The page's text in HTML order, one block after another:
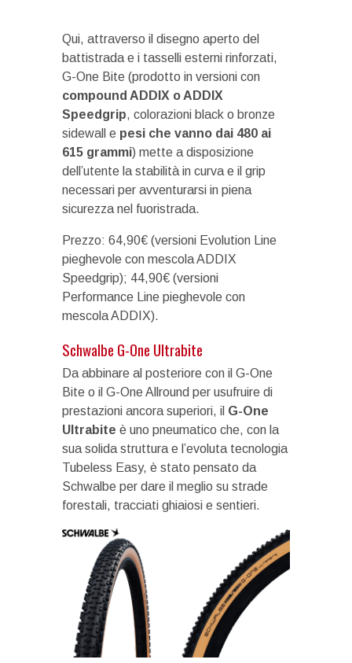
Qui, attraverso il disegno aperto del
battistrada e i tasselli esterni rinforzati,
G-One Bite (prodotto in versioni con
compound ADDIX o ADDIX
Speedgrip, colorazioni black o bronze
sidewall e pesi che vanno dai 480 ai
615 grammi) mette a disposizione
dell’utente la stabilità in curva e il grip
necessari per avventurarsi in piena
sicurezza nel fuoristrada.
Prezzo: 64,90€ (versioni Evolution Line
pieghevole con mescola ADDIX
Speedgrip); 44,90€ (versioni
Performance Line pieghevole con
mescola ADDIX).
Schwalbe G-One Ultrabite
Da abbinare al posteriore con il G-One
Bite o il G-One Allround per usufruire di
prestazioni ancora superiori, il G-One
Ultrabite è uno pneumatico che, con la
sua solida struttura e l’evoluta tecnologia
Tubeless Easy, è stato pensato da
Schwalbe per dare il meglio su strade
forestali, tracciati ghiaiosi e sentieri.